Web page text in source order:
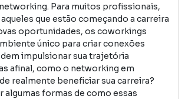
Para muitos profissionais,
que estão começando a carreira
oportunidades, os coworkings
único para criar conexões
impulsionar sua trajetória
afinal, como o networking em
realmente beneficiar sua carreira?
algumas formas de como essas